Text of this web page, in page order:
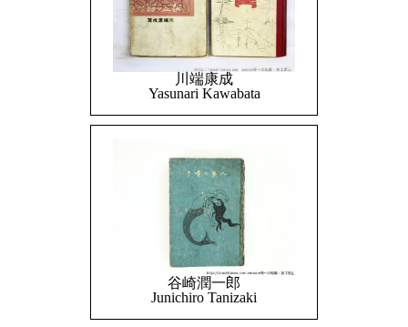
川端康成
Yasunari Kawabata
谷崎潤一郎
Junichiro Tanizaki